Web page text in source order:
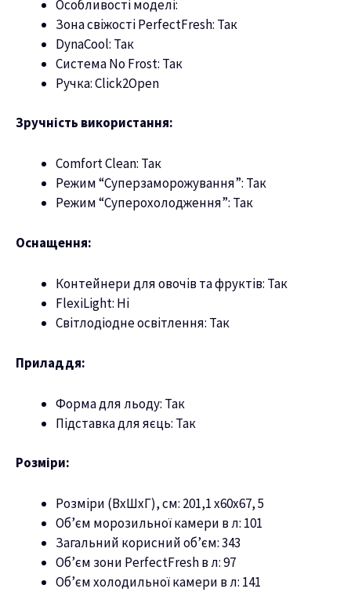
Особливості моделі:
Зона свіжості PerfectFresh: Так
DynaCool: Так
Система No Frost: Так
Ручка: Click2Open
Зручність використання:
Comfort Clean: Так
Режим “Суперзаморожування”: Так
Режим “Суперохолодження”: Так
Оснащення:
Контейнери для овочів та фруктів: Так
FlexiLight: Ні
Світлодіодне освітлення: Так
Приладдя:
Форма для льоду: Так
Підставка для яєць: Так
Розміри:
Розміри (ВхШхГ), см: 201,1 х60х67, 5
Об’єм морозильної камери в л: 101
Загальний корисний об’єм: 343
Об’єм зони PerfectFresh в л: 97
Об’єм холодильної камери в л: 141